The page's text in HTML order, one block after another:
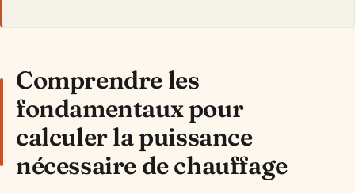
Comprendre les
fondamentaux pour
calculer la puissance
nécessaire de chauffage